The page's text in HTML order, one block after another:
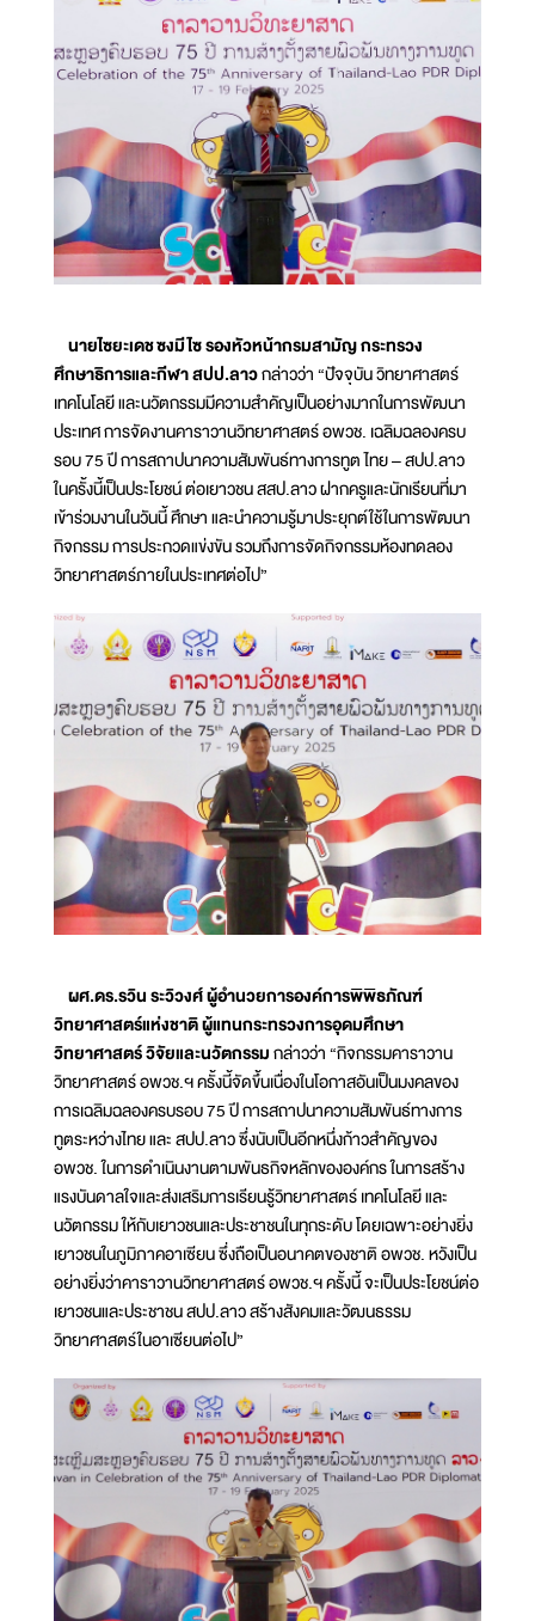
นายไซยะเดช ซงมีไซ รองหัวหน้ากรมสามัญ กระทรวง
ศึกษาธิการและกีฬา สปป.ลาวกล่าวว่า “ปัจจุบัน วิทยาศาสตร์
เทคโนโลยี และนวัตกรรมมีความสำคัญเป็นอย่างมากในการพัฒนา
ประเทศ การจัดงานคาราวานวิทยาศาสตร์ อพวช. เฉลิมฉลองครบ
รอบ 75 ปี การสถาปนาความสัมพันธ์ทางการทูต ไทย – สปป.ลาว
ในครั้งนี้เป็นประโยชน์ ต่อเยาวชน สสป.ลาว ฝากครูและนักเรียนที่มา
เข้าร่วมงานในวันนี้ ศึกษา และนำความรู้มาประยุกต์ใช้ในการพัฒนา
กิจกรรม การประกวดแข่งขัน รวมถึงการจัดกิจกรรมห้องทดลอง
วิทยาศาสตร์ภายในประเทศต่อไป”
ผศ.ดร.รวิน ระวิวงศ์ ผู้อำนวยการองค์การพิพิธภัณฑ์
วิทยาศาสตร์แห่งชาติ ผู้แทนกระทรวงการอุดมศึกษา
วิทยาศาสตร์ วิจัยและนวัตกรรมกล่าวว่า “กิจกรรมคาราวาน
วิทยาศาสตร์ อพวช.ฯ ครั้งนี้จัดขึ้นเนื่องในโอกาสอันเป็นมงคลของ
การเฉลิมฉลองครบรอบ 75 ปี การสถาปนาความสัมพันธ์ทางการ
ทูตระหว่างไทย และ สปป.ลาว ซึ่งนับเป็นอีกหนึ่งก้าวสำคัญของ
อพวช. ในการดำเนินงานตามพันธกิจหลักขององค์กร ในการสร้าง
แรงบันดาลใจและส่งเสริมการเรียนรู้วิทยาศาสตร์ เทคโนโลยี และ
นวัตกรรม ให้กับเยาวชนและประชาชนในทุกระดับ โดยเฉพาะอย่างยิ่ง
เยาวชนในภูมิภาคอาเซียน ซึ่งถือเป็นอนาคตของชาติ อพวช. หวังเป็น
อย่างยิ่งว่าคาราวานวิทยาศาสตร์ อพวช.ฯ ครั้งนี้ จะเป็นประโยชน์ต่อ
เยาวชนและประชาชน สปป.ลาว สร้างสังคมและวัฒนธรรม
วิทยาศาสตร์ในอาเซียนต่อไป”